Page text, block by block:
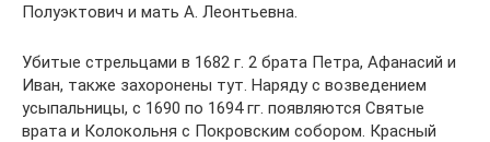
Полуэктович и мать А. Леонтьевна.
Убитые стрельцами в 1682 г. 2 брата Петра, Афанасий и
Иван, также захоронены тут. Наряду с возведением
усыпальницы, с 1690 по 1694 гг. появляются Святые
врата и Колокольня с Покровским собором. Красный